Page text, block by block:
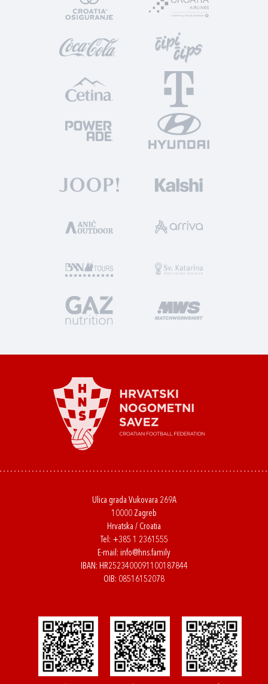
Ulica grada Vukovara 269A
10000 Zagreb
Hrvatska / Croatia
Tel: +385 1 2361555
E-mail: info@hns.family
IBAN: HR2523400091100187844
OIB: 08516152078